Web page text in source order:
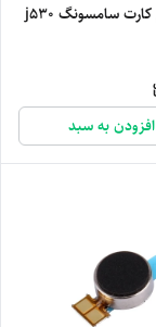
خشاب سیم کارت سامسونگ j530
افزودن به سبد